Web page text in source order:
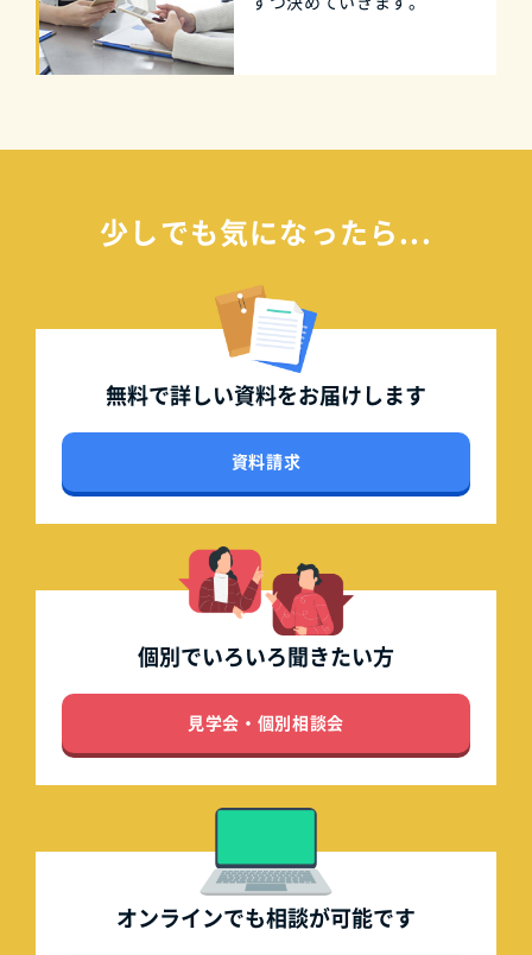
少しでも気になったら...
無料で詳しい資料をお届けします
資料請求
個別でいろいろ聞きたい方
見学会・個別相談会
オンラインでも相談が可能です